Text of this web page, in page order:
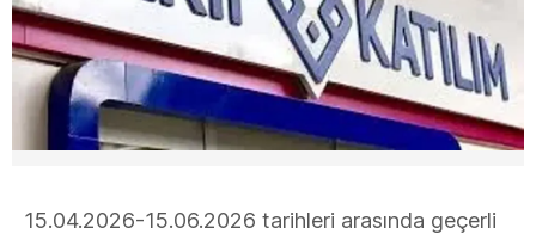
15.04.2026-15.06.2026 tarihleri arasında geçerli